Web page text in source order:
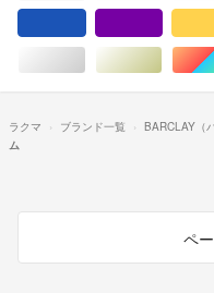
シルバー/銀色系ゴール
ラクマ ブランド一覧 BARCLAY（
ム
ペ